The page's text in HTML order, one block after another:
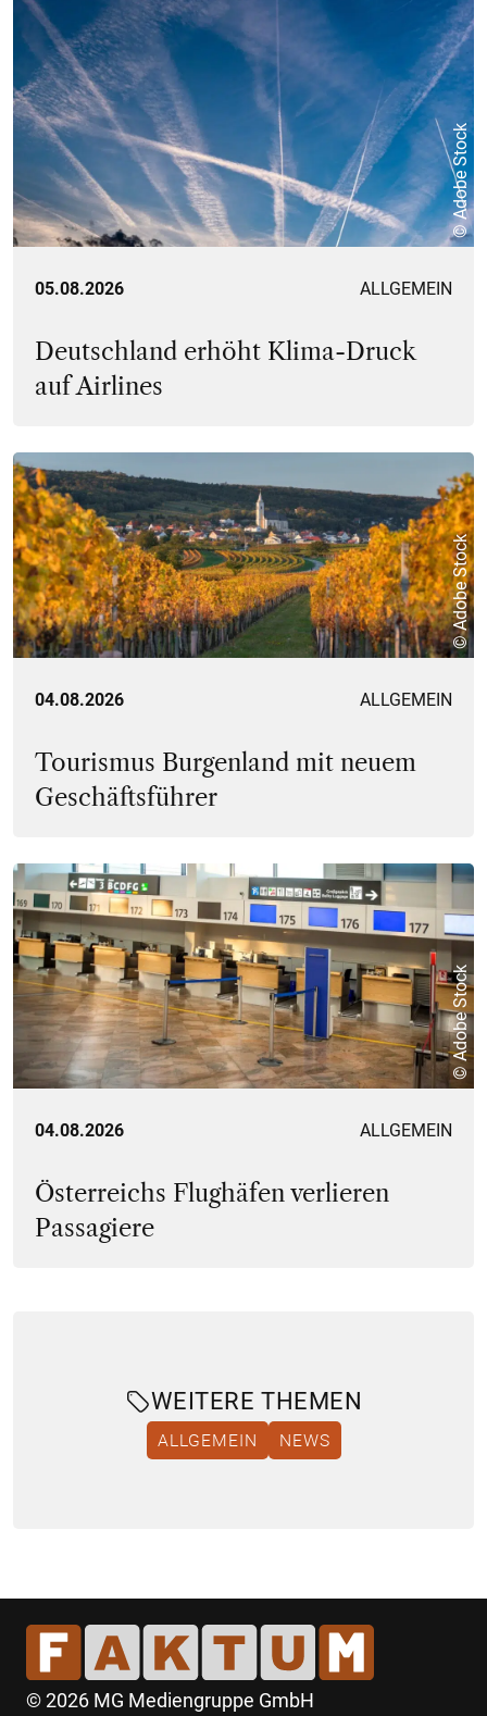
© Adobe Stock
05.08.2026 ALLGEMEIN
Deutschland erhöht Klima-Druck
auf Airlines
© Adobe Stock
04.08.2026 ALLGEMEIN
Tourismus Burgenland mit neuem
Geschäftsführer
© Adobe Stock
04.08.2026 ALLGEMEIN
Österreichs Flughäfen verlieren
Passagiere
WEITERE THEMEN
ALLGEMEIN NEWS
© 2026 MG Mediengruppe GmbH